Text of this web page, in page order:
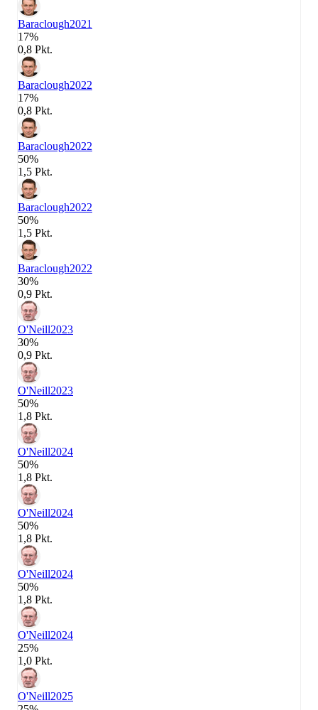
Baraclough2021
17%
0,8 Pkt.
Baraclough2022
17%
0,8 Pkt.
Baraclough2022
50%
1,5 Pkt.
Baraclough2022
50%
1,5 Pkt.
Baraclough2022
30%
0,9 Pkt.
O'Neill2023
30%
0,9 Pkt.
O'Neill2023
50%
1,8 Pkt.
O'Neill2024
50%
1,8 Pkt.
O'Neill2024
50%
1,8 Pkt.
O'Neill2024
50%
1,8 Pkt.
O'Neill2024
25%
1,0 Pkt.
O'Neill2025